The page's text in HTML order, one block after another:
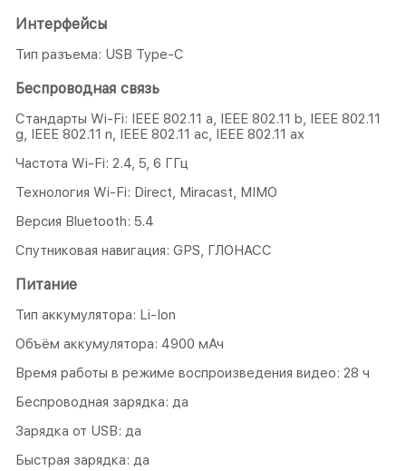
Интерфейсы
Тип разъема: USB Type-C
Беспроводная связь
Стандарты Wi-Fi: IEEE 802.11 a, IEEE 802.11 b, IEEE 802.11
g, IEEE 802.11 n, IEEE 802.11 ac, IEEE 802.11 ax
Частота Wi-Fi: 2.4, 5, 6 ГГц
Технология Wi-Fi: Direct, Miracast, MIMO
Версия Bluetooth: 5.4
Спутниковая навигация: GPS, ГЛОНАСС
Питание
Тип аккумулятора: Li-Ion
Объём аккумулятора: 4900 мАч
Время работы в режиме воспроизведения видео: 28 ч
Беспроводная зарядка: да
Зарядка от USB: да
Быстрая зарядка: да